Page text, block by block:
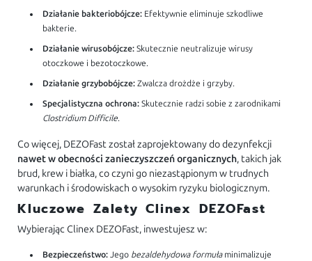
Działanie bakteriobójcze: Efektywnie eliminuje szkodliwe
bakterie.
Działanie wirusobójcze: Skutecznie neutralizuje wirusy
otoczkowe i bezotoczkowe.
Działanie grzybobójcze: Zwalcza drożdże i grzyby.
Specjalistyczna ochrona: Skutecznie radzi sobie z zarodnikami
Clostridium Difficile.
Co więcej, DEZOFast został zaprojektowany do dezynfekcji
nawet w obecności zanieczyszczeń organicznych, takich jak
brud, krew i białka, co czyni go niezastąpionym w trudnych
warunkach i środowiskach o wysokim ryzyku biologicznym.
Kluczowe Zalety Clinex DEZOFast
Wybierając Clinex DEZOFast, inwestujesz w:
Bezpieczeństwo: Jego bezaldehydowa formułaminimalizuje